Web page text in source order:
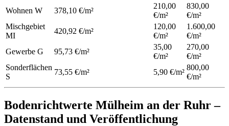
Wohnen W 378,10 €/m²
210,00
€/m²
830,00
€/m²
Mischgebiet
MI
420,92 €/m²
120,00
€/m²
1.600,00
€/m²
Gewerbe G 95,73 €/m²
35,00
€/m²
270,00
€/m²
Sonderflächen
S
73,55 €/m² 5,90 €/m²
800,00
€/m²
Bodenrichtwerte Mülheim an der Ruhr –
Datenstand und Veröffentlichung